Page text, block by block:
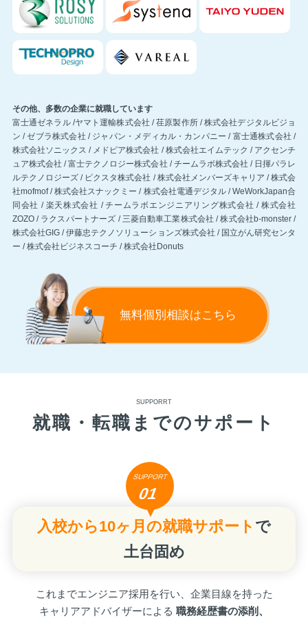
その他、多数の企業に就職しています
富士通ゼネラル /ヤマト運輸株式会社 / 荏原製作所 / 株式会社デジタルビジョ
ン / ゼブラ株式会社 / ジャパン・メディカル・カンパニー / 富士通株式会社 /
株式会社ソニックス / メドピア株式会社 / 株式会社エイムテック / アクセンチ
ュア株式会社 / 富士テクノロジー株式会社 / チームラボ株式会社 / 日揮パラレ
ルテクノロジーズ / ピクスタ株式会社 / 株式会社メンバーズキャリア / 株式会
社mofmof / 株式会社スナックミー / 株式会社電通デジタル / WeWorkJapan合
同会社 / 楽天株式会社 / チームラボエンジニアリング株式会社 / 株式会社
ZOZO / ラクスパートナーズ / 三菱自動車工業株式会社 / 株式会社b-monster /
株式会社GIG / 伊藤忠テクノソリューションズ株式会社 / 国立がん研究センタ
ー / 株式会社ビジネスコーチ / 株式会社Donuts
無料個別相談はこちら
SUPPORRT
就職・転職までのサポート
SUPPORT
01
入校から10ヶ月の就職サポート で
土台固め
これまでエンジニア採用を行い、企業目線を持った
キャリアアドバイザーによる 職務経歴書の添削、